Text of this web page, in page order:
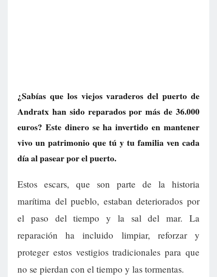
¿Sabías que los viejos varaderos del puerto de
Andratx han sido reparados por más de 36.000
euros? Este dinero se ha invertido en mantener
vivo un patrimonio que tú y tu familia ven cada
día al pasear por el puerto.
Estos escars, que son parte de la historia
marítima del pueblo, estaban deteriorados por
el paso del tiempo y la sal del mar. La
reparación ha incluido limpiar, reforzar y
proteger estos vestigios tradicionales para que
no se pierdan con el tiempo y las tormentas.